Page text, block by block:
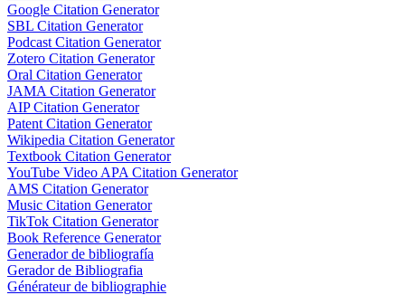
Google Citation Generator
SBL Citation Generator
Podcast Citation Generator
Zotero Citation Generator
Oral Citation Generator
JAMA Citation Generator
AIP Citation Generator
Patent Citation Generator
Wikipedia Citation Generator
Textbook Citation Generator
YouTube Video APA Citation Generator
AMS Citation Generator
Music Citation Generator
TikTok Citation Generator
Book Reference Generator
Generador de bibliografía
Gerador de Bibliografia
Générateur de bibliographie